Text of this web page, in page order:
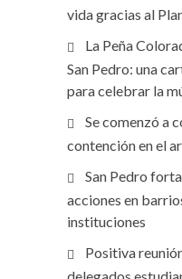
vida gracias al
La Peña
San Pedro: una
para celebrar la
Se comenzó a
contención en el
San Pedro
acciones en
instituciones
Positiva